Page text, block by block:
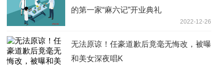
的第一家“麻六记”开业典礼
2022-12-26
无法原谅！任豪道歉后竟毫无悔改，被曝
和美女深夜唱K